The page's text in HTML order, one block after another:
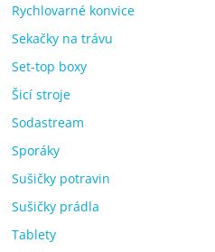
Rychlovarné konvice
Sekačky na trávu
Set-top boxy
Šicí stroje
Sodastream
Sporáky
Sušičky potravin
Sušičky prádla
Tablety